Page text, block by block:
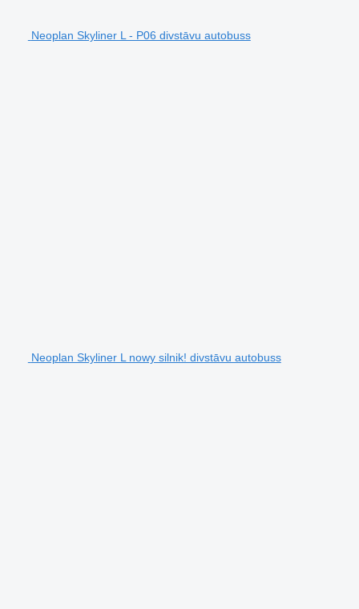
Neoplan Skyliner L - P06 divstāvu autobuss
Neoplan Skyliner L nowy silnik! divstāvu autobuss